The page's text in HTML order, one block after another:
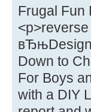
Frugal Fun
Down to
For Boys
with a DIY